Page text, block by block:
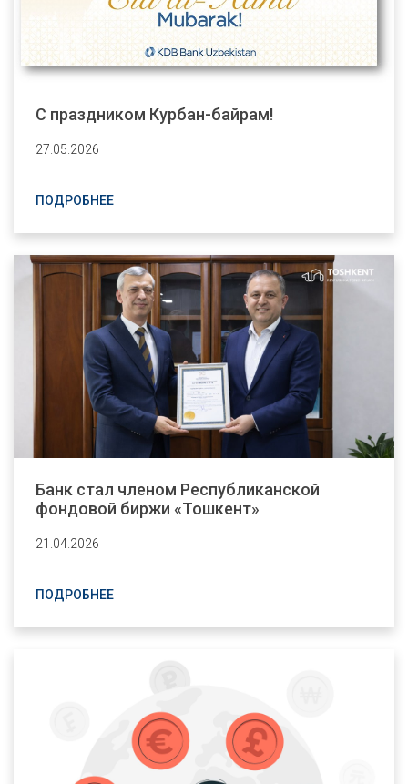
С праздником Курбан-байрам!
27.05.2026
ПОДРОБНЕЕ
Банк стал членом Республиканской
фондовой биржи «Тошкент»
21.04.2026
ПОДРОБНЕЕ